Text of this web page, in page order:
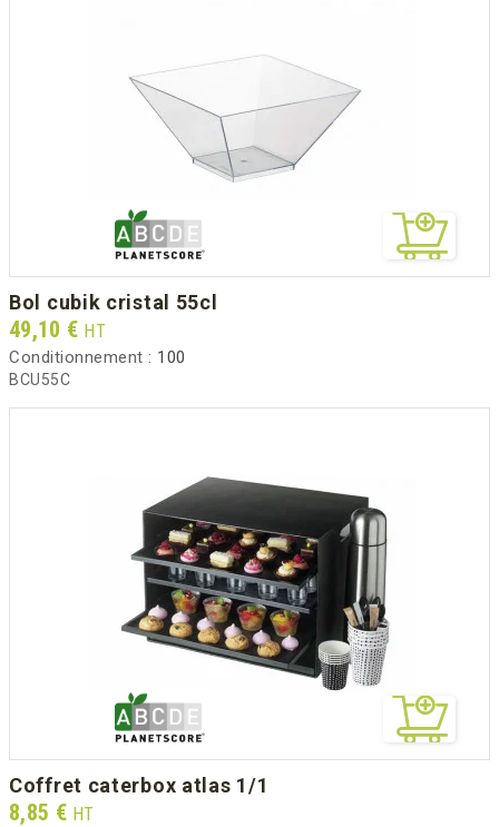
bol cubik cristal 55cl
Prix
49,10 € HT
Conditionnement : 100
BCU55C
coffret caterbox atlas 1/1
Prix
8,85 € HT